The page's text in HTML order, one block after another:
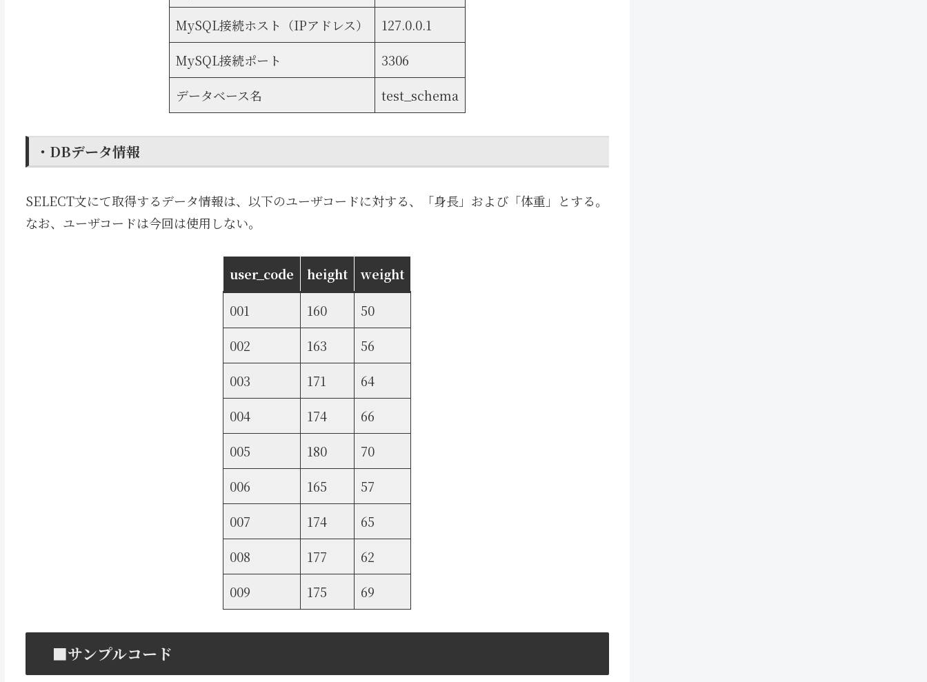
MySQL接続ホスト（IPアドレス）
127.0.0.1
MySQL接続ポート
3306
データベース名
test_schema
・DBデータ情報
SELECT文にて取得するデータ情報は、以下のユーザコードに対する、「身長」および「体重」とする。
なお、ユーザコードは今回は使用しない。
user_code height weight
001 160
50
002
163
56
003
171
64
004
174
66
005
180
70
006
165
57
007
174
65
008
177
62
009
175 69
■サンプルコード